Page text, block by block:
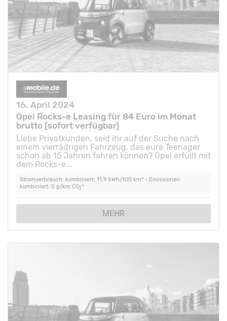
16. April 2024
Opel Rocks-e Leasing für 84 Euro im Monat
brutto [sofort verfügbar]
Liebe Privatkunden, seid ihr auf der Suche nach
einem vierrädrigen Fahrzeug, das eure Teenager
schon ab 15 Jahren fahren können? Opel erfüllt mit
dem Rocks-e...
Stromverbrauch: kombiniert: 11,9 kWh/100 km* • Emissionen:
kombiniert: 0 g/km CO2*
MEHR